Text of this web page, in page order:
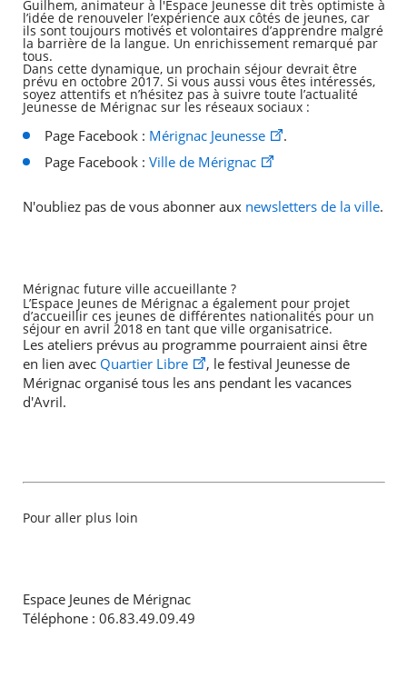
Guilhem, animateur à l'Espace Jeunesse dit très optimiste à
l’idée de renouveler l’expérience aux côtés de jeunes, car
ils sont toujours motivés et volontaires d’apprendre malgré
la barrière de la langue. Un enrichissement remarqué par
tous.
Dans cette dynamique, un prochain séjour devrait être
prévu en octobre 2017. Si vous aussi vous êtes intéressés,
soyez attentifs et n’hésitez pas à suivre toute l’actualité
Jeunesse de Mérignac sur les réseaux sociaux :
Page Facebook : Mérignac Jeunesse
.
Page Facebook : Ville de Mérignac
N'oubliez pas de vous abonner aux newsletters de la ville.
Mérignac future ville accueillante ?
L’Espace Jeunes de Mérignac a également pour projet
d’accueillir ces jeunes de différentes nationalités pour un
séjour en avril 2018 en tant que ville organisatrice.
Les ateliers prévus au programme pourraient ainsi être
en lien avec Quartier Libre
, le festival Jeunesse de
Mérignac organisé tous les ans pendant les vacances
d'Avril.
Pour aller plus loin
Espace Jeunes de Mérignac
Téléphone : 06.83.49.09.49